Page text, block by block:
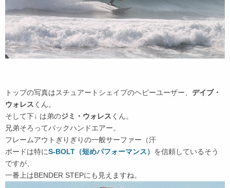
トップの写真はスチュアートシェイプのヘビーユーザー、 デイブ・
ウォレス くん。
そして下↓ は弟のジミ・ウォレス くん。
兄弟そろってバックハンドエアー。
フレームアウトぎりぎりの一般サーファー（汗
ボードは特にS-BOLT（短めパフォーマンス） を信頼しているそう
ですが、
一番上はBENDER STEPにも見えますね。